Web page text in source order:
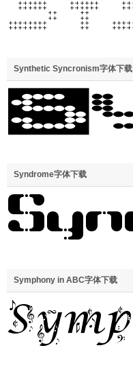
Synthetic Syncronism字体下载
Syndrome字体下载
Symphony in ABC字体下载